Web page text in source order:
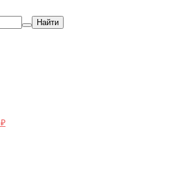
Найти
₽